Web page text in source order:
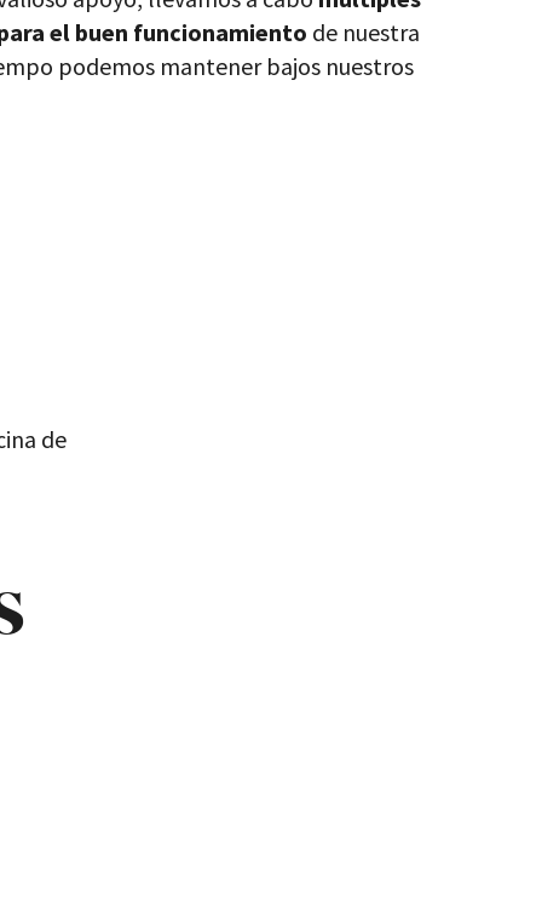
el buen funcionamiento de nuestra
podemos mantener bajos nuestros
de